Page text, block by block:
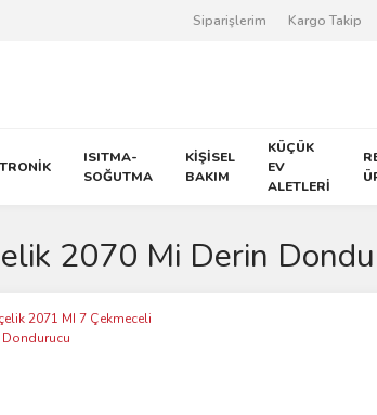
Siparişlerim Kargo Takip
ISITMA-
SOĞUTMA
KİŞİSEL
BAKIM
KÜÇÜK
EV
ALETLERİ
2070 Mi Derin